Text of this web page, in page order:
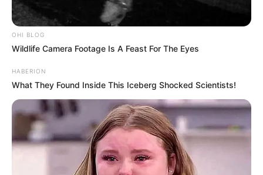
OHI BLOG
Wildlife Camera Footage Is A Feast For The Eyes
HABERION
What They Found Inside This Iceberg Shocked Scientists!